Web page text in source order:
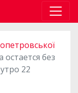
без
22